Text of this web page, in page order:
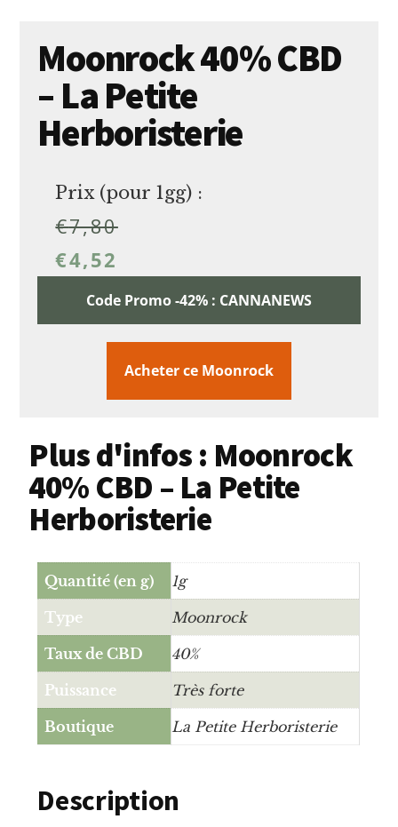
Moonrock 40% CBD
– La Petite
Herboristerie
Prix (pour 1gg) :
€7,80
€4,52
Code Promo -42% : CANNANEWS
Acheter ce Moonrock
Plus d'infos : Moonrock
40% CBD – La Petite
Herboristerie
Quantité (en g) 1g
Type Moonrock
Taux de CBD 40%
Puissance Très forte
Boutique La Petite Herboristerie
Description